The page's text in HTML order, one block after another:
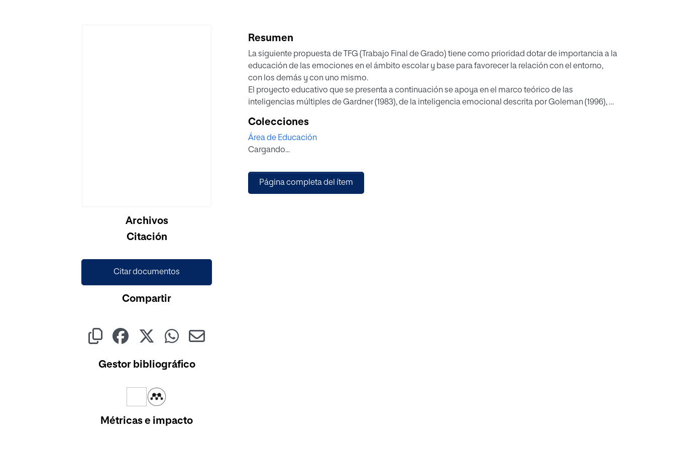
Archivos
Citación
Citar documentos
Compartir
Gestor bibliográfico
Métricas e impacto
Resumen
La siguiente propuesta de TFG (Trabajo Final de Grado) tiene como prioridad dotar de importancia a la
educación de las emociones en el ámbito escolar y base para favorecer la relación con el entorno,
con los demás y con uno mismo.
El proyecto educativo que se presenta a continuación se apoya en el marco teórico de las
inteligencias múltiples de Gardner (1983), de la inteligencia emocional descrita por Goleman (1996), y
de proyectos se incluyen contenidos emocionales en el aula y con la metodología de rincones se
muestra la creación de un espacio con material adecuado para trabajar las cuatro emociones
principales (alegría, tristeza, miedo, enfado). Se abarca en el curso escolar de P3 (Segundo Ciclo de
Colecciones
Área de Educación
Cargando...
Página completa del ítem